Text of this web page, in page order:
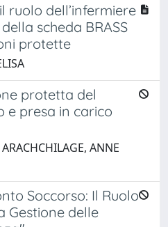
ruolo dell’infermiere
scheda BRASS
protette
protetta del
e presa in carico
ANNE
Soccorso: Il Ruolo
Gestione delle